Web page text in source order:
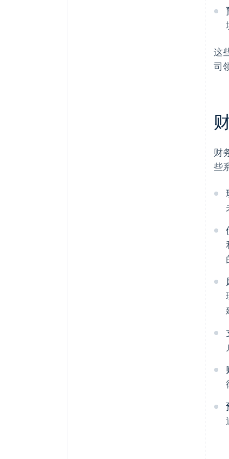
这
司
财
些